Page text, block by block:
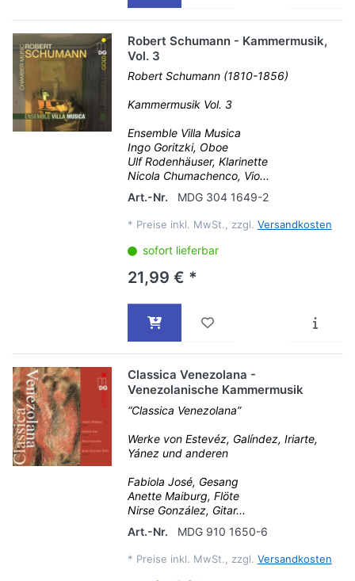
Robert Schumann - Kammermusik,
Vol. 3
Robert Schumann (1810-1856)
Kammermusik Vol. 3
Ensemble Villa Musica
Ingo Goritzki, Oboe
Ulf Rodenhäuser, Klarinette
Nicola Chumachenco, Vio...
Art.-Nr.
MDG 304 1649-2
* Preise inkl. MwSt., zzgl. Versandkosten
sofort lieferbar
21,99 € *
Classica Venezolana -
Venezolanische Kammermusik
“Classica Venezolana”
Werke von Estevéz, Galíndez, Iriarte,
Yánez und anderen
Fabiola José, Gesang
Anette Maiburg, Flöte
Nirse González, Gitar...
Art.-Nr.
MDG 910 1650-6
* Preise inkl. MwSt., zzgl. Versandkosten